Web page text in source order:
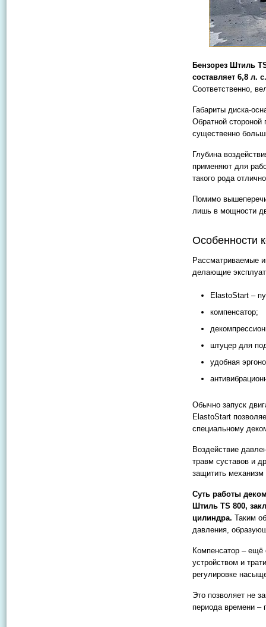
Бензорез Штиль
составляет 6,8 л.
Соответственно,
Габариты диска-
Обратной
существенно
Глубина
применяют для
такого рода
Помимо
лишь в мощности
Особенности
Рассматриваемые
делающие
ElastoStart –
компенсатор;
штуцер для
удобная
Обычно запуск
ElastoStart
специальному
Воздействие
травм суставов и
защитить механизм
Суть работы
Штиль TS 800,
цилиндра. Таким
давления,
Компенсатор – ещё
устройством и
регулировке
Это позволяет не
периода времени –